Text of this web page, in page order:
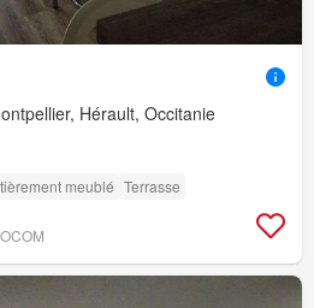
Hérault, Occitanie
meublé Terrasse